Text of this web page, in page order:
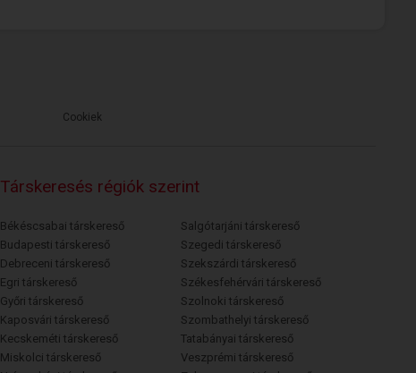
Cookiek
Társkeresés régiók szerint
Békéscsabai társkereső
Budapesti társkereső
Debreceni társkereső
Egri társkereső
Győri társkereső
Kaposvári társkereső
Kecskeméti társkereső
Miskolci társkereső
Salgótarjáni társkereső
Szegedi társkereső
Szekszárdi társkereső
Székesfehérvári társkereső
Szolnoki társkereső
Szombathelyi társkereső
Tatabányai társkereső
Veszprémi társkereső